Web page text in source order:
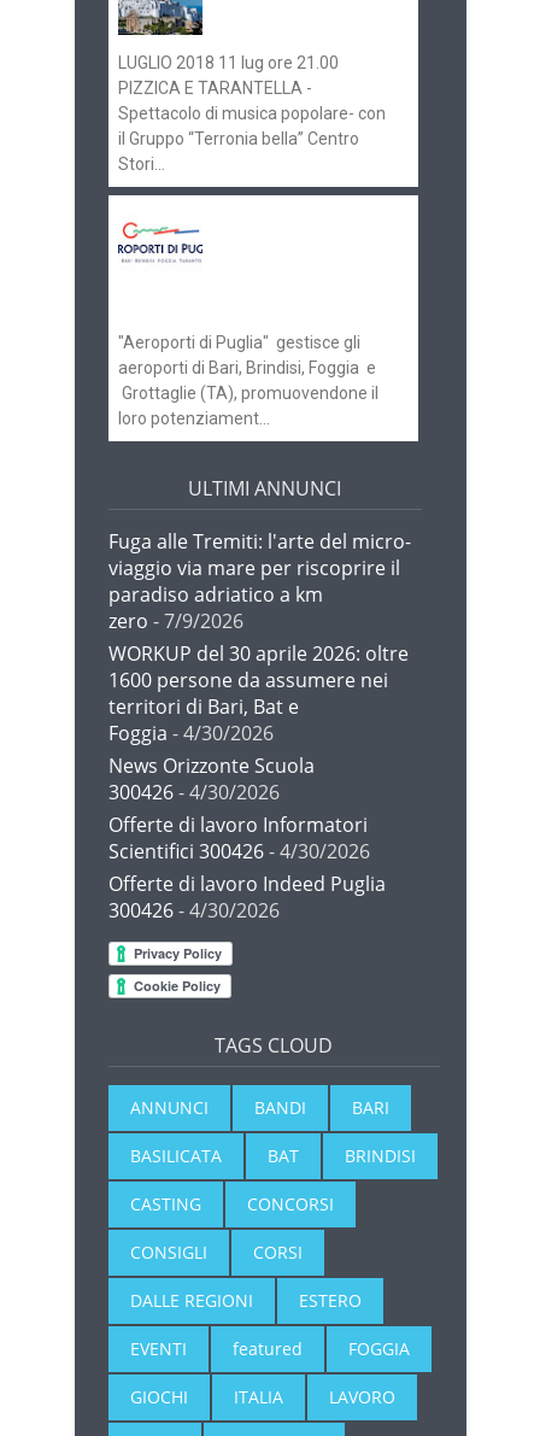
LUGLIO 2018 11 lug ore 21.00
PIZZICA E TARANTELLA -
Spettacolo di musica popolare- con
il Gruppo “Terronia bella” Centro
Stori...
"Aeroporti di Puglia" gestisce gli
aeroporti di Bari, Brindisi, Foggia e
Grottaglie (TA), promuovendone il
loro potenziament...
ULTIMI ANNUNCI
Fuga alle Tremiti: l'arte del micro-
viaggio via mare per riscoprire il
paradiso adriatico a km
zero - 7/9/2026
WORKUP del 30 aprile 2026: oltre
1600 persone da assumere nei
territori di Bari, Bat e
Foggia - 4/30/2026
News Orizzonte Scuola
300426- 4/30/2026
Offerte di lavoro Informatori
Scientifici 300426- 4/30/2026
Offerte di lavoro Indeed Puglia
300426- 4/30/2026
TAGS CLOUD
ANNUNCI BANDI BARI
BASILICATA BAT BRINDISI
CASTING CONCORSI
CONSIGLI CORSI
DALLE REGIONI ESTERO
EVENTI featured FOGGIA
GIOCHI ITALIA LAVORO